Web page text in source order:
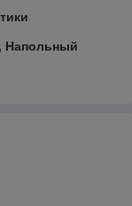
Напольный